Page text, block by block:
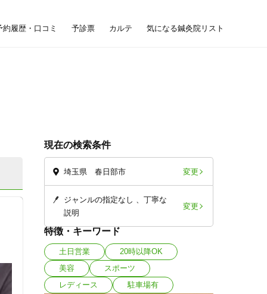
約履歴・口コミ 予診票 カルテ 気になる鍼灸院リスト
現在の検索条件
埼玉県 春日部市 変更
ジャンルの指定なし
丁寧な
説明
変更
特徴・キーワード
土日営業
20時以降OK
美容
スポーツ
レディース
駐車場有